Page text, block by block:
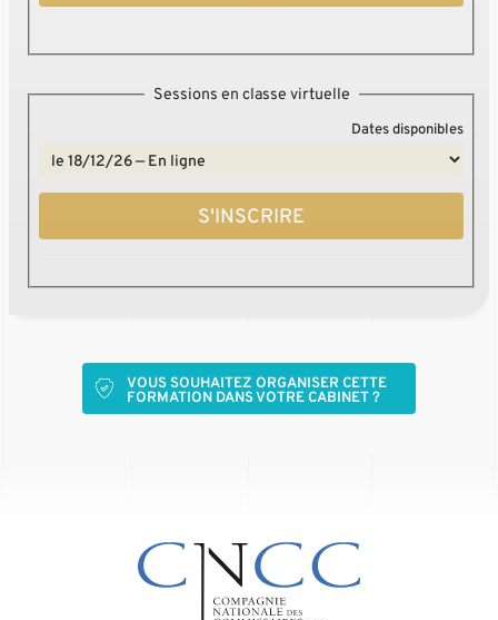
Sessions en classe virtuelle
Dates disponibles
S'INSCRIRE
VOUS SOUHAITEZ ORGANISER CETTE
FORMATION DANS VOTRE CABINET ?